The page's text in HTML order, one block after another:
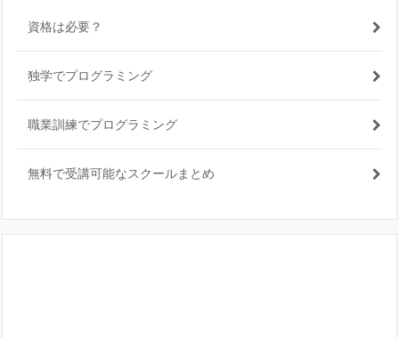
資格は必要？
独学でプログラミング
職業訓練でプログラミング
無料で受講可能なスクールまとめ